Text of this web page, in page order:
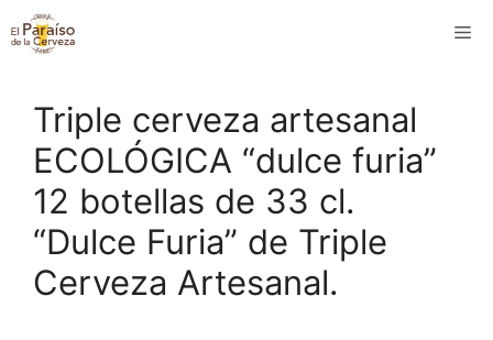
Saltar
al
Triple cerveza artesanal
ECOLÓGICA “dulce furia”
12 botellas de 33 cl.
“Dulce Furia” de Triple
Cerveza Artesanal.